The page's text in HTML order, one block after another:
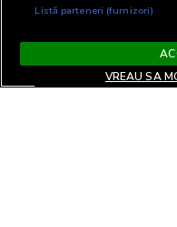
Listă parteneri (furnizori)
VREAU SA